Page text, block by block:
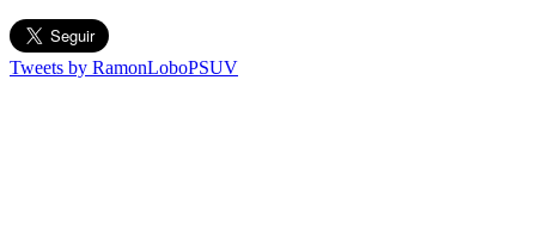
Tweets by RamonLoboPSUV